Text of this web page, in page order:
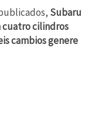
Subaru
cuatro cilindros
cambios genere